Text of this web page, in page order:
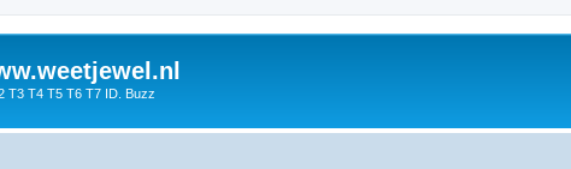
T3 T4 T5 T6 T7 ID. Buzz